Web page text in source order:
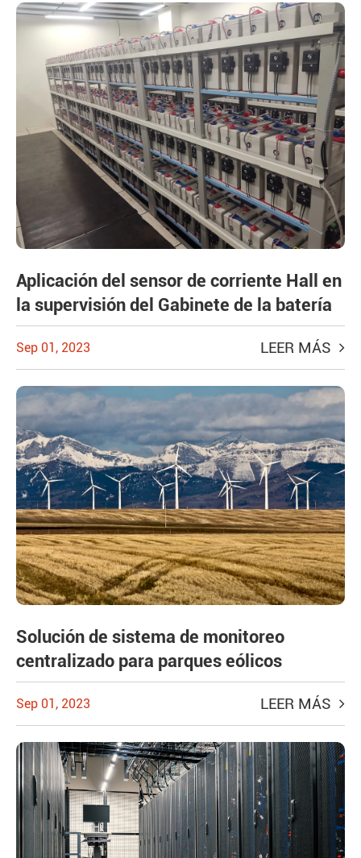
Aplicación del sensor de corriente Hall en
la supervisión del Gabinete de la batería
Sep 01, 2023 LEER MÁS
Solución de sistema de monitoreo
centralizado para parques eólicos
Sep 01, 2023 LEER MÁS